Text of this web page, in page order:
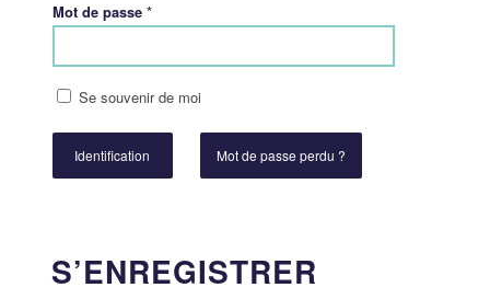
Mot de passe *
Se souvenir de moi
Identification Mot de passe perdu ?
S’ENREGISTRER